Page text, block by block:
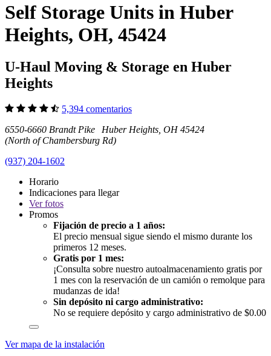
Self Storage Units in Huber
Heights, OH, 45424
U-Haul Moving & Storage en Huber
Heights
5,394 comentarios
6550-6660 Brandt Pike Huber Heights, OH 45424
(North of Chambersburg Rd)
(937) 204-1602
Horario
Indicaciones para llegar
Verfotos
Promos
Fijación de precio a 1 años:
El precio mensual sigue siendo el mismo durante los
primeros 12 meses.
Gratis por 1 mes:
¡Consulta sobre nuestro autoalmacenamiento gratis por
1 mes con la reservación de un camión o remolque para
mudanzas de ida!
Sin depósito ni cargo administrativo:
No se requiere depósito y cargo administrativo de $0.00
Ver mapa de la instalación